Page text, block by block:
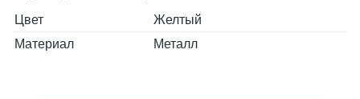
Цвет
Желтый
Материал
Металл